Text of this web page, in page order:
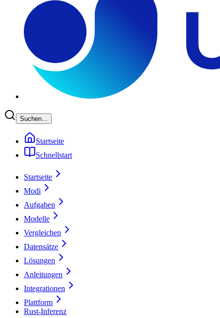
Suchen...
Startseite
Schnellstart
Startseite
Modi
Aufgaben
Modelle
Vergleichen
Datensätze
Lösungen
Anleitungen
Integrationen
Plattform
Rust-Inferenz